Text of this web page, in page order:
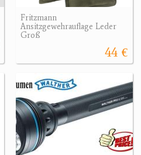
Fritzmann
Ansitzgewehrauflage Leder
Groß
44 €